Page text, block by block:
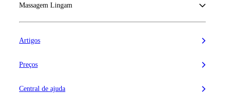
Massagem Lingam
Artigos
Preços
Central de ajuda